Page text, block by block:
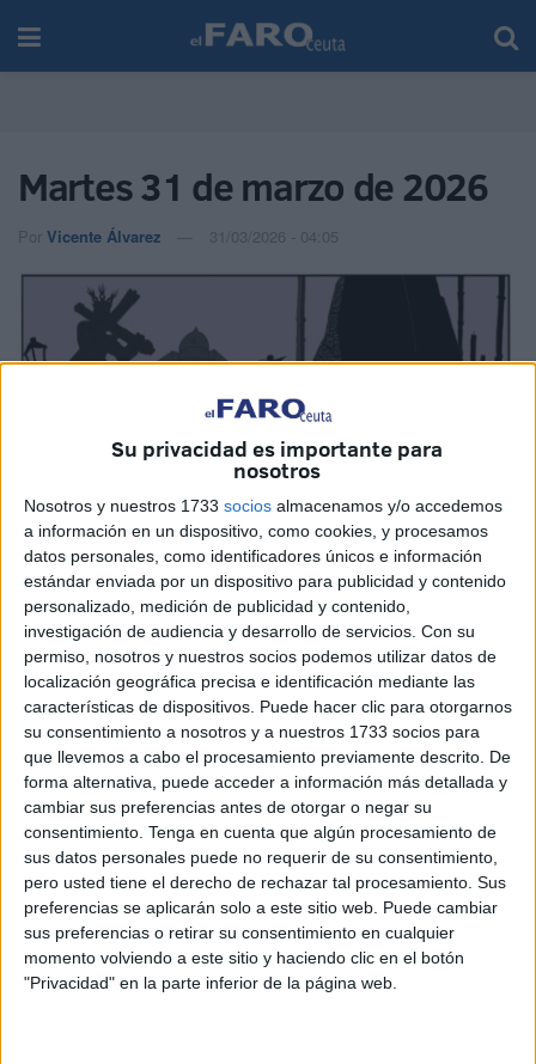
Su privacidad es importante para
nosotros
Nosotros y nuestros 1733 socios almacenamos y/o accedemos
a información en un dispositivo, como cookies, y procesamos
datos personales, como identificadores únicos e información
estándar enviada por un dispositivo para publicidad y contenido
personalizado, medición de publicidad y contenido,
investigación de audiencia y desarrollo de servicios. Con su
permiso, nosotros y nuestros socios podemos utilizar datos de
localización geográfica precisa e identificación mediante las
características de dispositivos. Puede hacer clic para otorgarnos
su consentimiento a nosotros y a nuestros 1733 socios para
que llevemos a cabo el procesamiento previamente descrito. De
forma alternativa, puede acceder a información más detallada y
cambiar sus preferencias antes de otorgar o negar su
consentimiento. Tenga en cuenta que algún procesamiento de
sus datos personales puede no requerir de su consentimiento,
pero usted tiene el derecho de rechazar tal procesamiento. Sus
preferencias se aplicarán solo a este sitio web. Puede cambiar
sus preferencias o retirar su consentimiento en cualquier
momento volviendo a este sitio y haciendo clic en el botón
"Privacidad" en la parte inferior de la página web.
Martes 31 de marzo de 2026
Por Vicente Álvarez 31/03/2026 - 04:05
RelatedPosts
Vivas y Rego analizan en Ceuta la
situación de los menores
HACE 22 MINUTOS
Vox apoya "toda movilización ciudadana"
en defensa de la españolidad y seguridad
de Ceuta
HACE 56 MINUTOS
Ceuta necesita unidad para afrontar una
situación que no puede sostenerse sola
HACE 2 HORAS
IU pide que el CNI explique qué informes
pudo elaborar para advertir de la